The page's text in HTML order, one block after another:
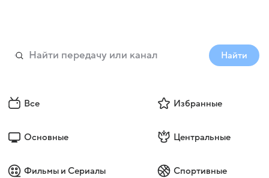
Найти
Все Избранные
Основные Центральные
Фильмы и Сериалы Спортивные